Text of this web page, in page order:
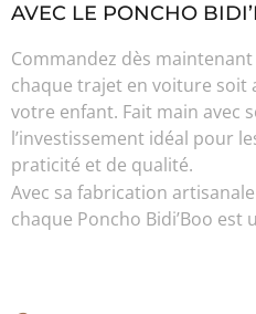
AVEC LE PONCHO
Commandez dès
chaque trajet en voiture soit
votre enfant. Fait main avec
l’investissement idéal pour
praticité et de qualité.
Avec sa fabrication
chaque Poncho Bidi’Boo est